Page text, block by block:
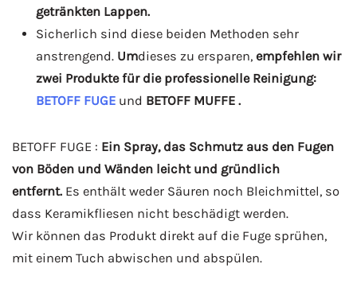
getränkten Lappen.
Sicherlich sind diese beiden Methoden sehr
anstrengend. Umdieses zu ersparen, empfehlen wir
zwei Produkte für die professionelle Reinigung:
BETOFF FUGE und BETOFF MUFFE .
BETOFF FUGE : Ein Spray, das Schmutz aus den Fugen
von Böden und Wänden leicht und gründlich
entfernt. Es enthält weder Säuren noch Bleichmittel, so
dass Keramikfliesen nicht beschädigt werden.
Wir können das Produkt direkt auf die Fuge sprühen,
mit einem Tuch abwischen und abspülen.